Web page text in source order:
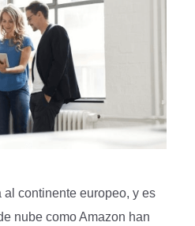
continente europeo, y es
nube como Amazon han